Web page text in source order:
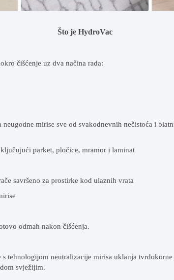
Što je HydroVac
čišćenje uz dva načina rada:
mirise sve od svakodnevnih nečistoća i
parket, pločice, mramor i laminat
savršeno za prostirke kod ulaznih vrata
odmah nakon čišćenja.
s tehnologijom neutralizacije mirisa uklanja
svježijim.